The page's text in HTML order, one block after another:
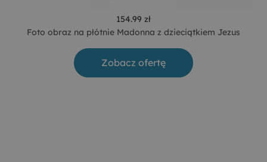
154.99 zł
Foto obraz na płótnie Madonna z dzieciątkiem Jezus
Zobacz ofertę